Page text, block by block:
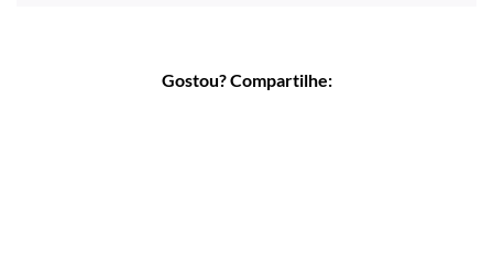
Gostou? Compartilhe: